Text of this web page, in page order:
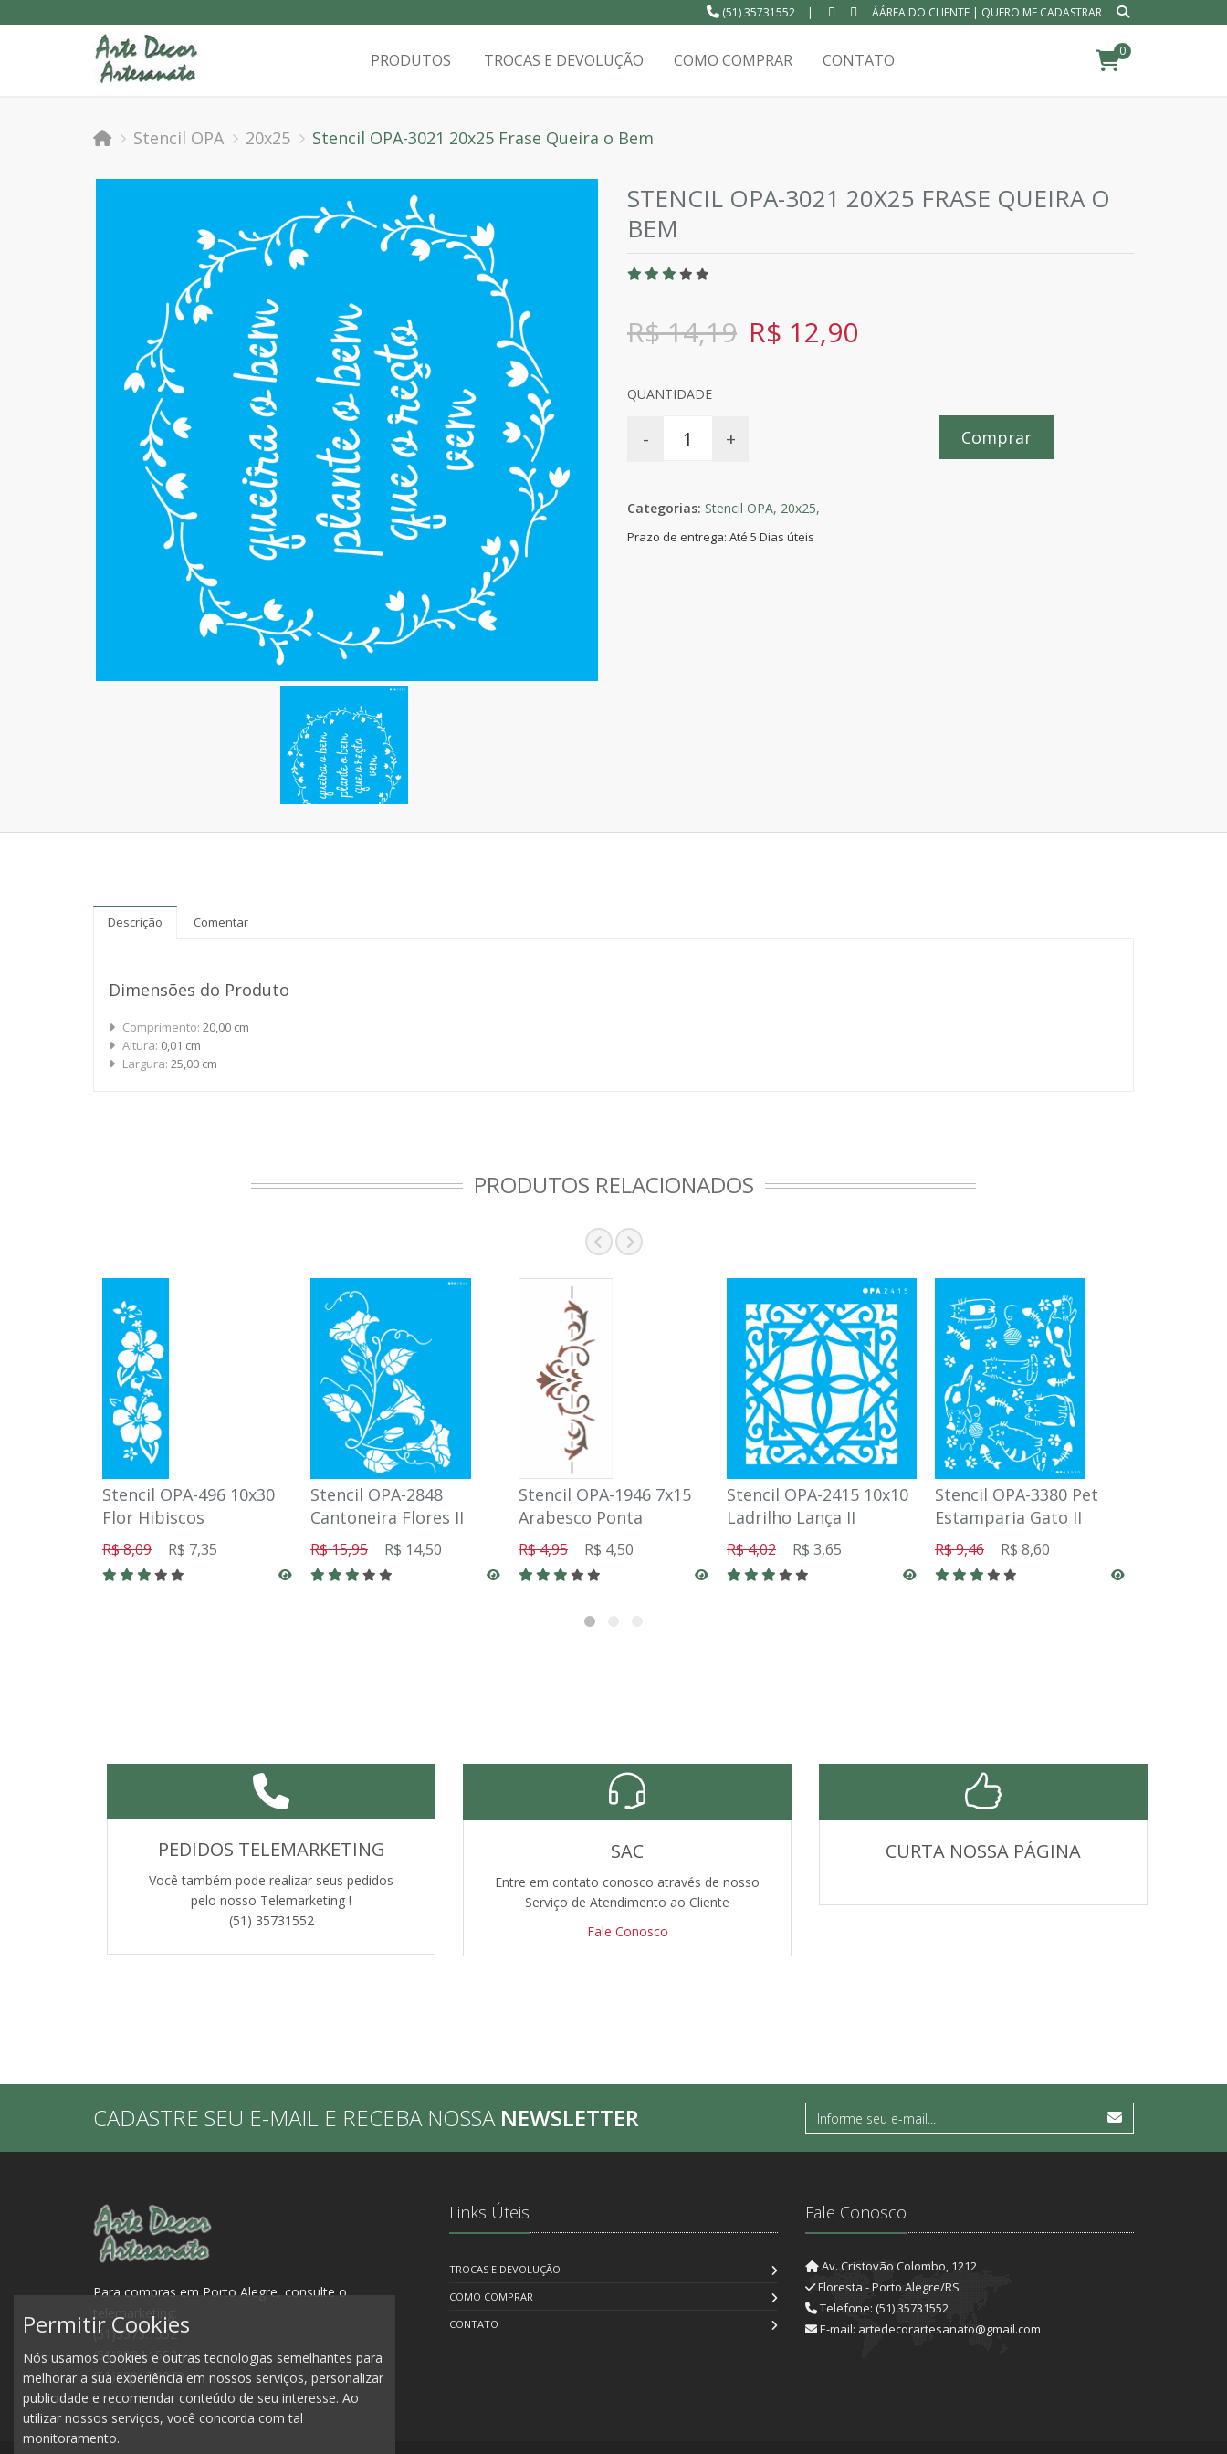
(51) 35731552 | ÁÁREA DO CLIENTE | QUERO ME CADASTRAR
0
PRODUTOS TROCAS E DEVOLUÇÃO COMO COMPRAR CONTATO
Stencil OPA 20x25 Stencil OPA-3021 20x25 Frase Queira o Bem
STENCIL OPA-3021 20X25 FRASE QUEIRA O
BEM
R$ 14,19 R$ 12,90
QUANTIDADE
- + Comprar
Categorias: Stencil OPA, 20x25,
Prazo de entrega: Até 5 Dias úteis
Descrição Comentar
Dimensões do Produto
Comprimento: 20,00 cm
Altura: 0,01 cm
Largura: 25,00 cm
PRODUTOS RELACIONADOS
Stencil OPA-496 10x30
Flor Hibiscos
R$ 8,09 R$ 7,35
Stencil OPA-2848
Cantoneira Flores II
R$ 15,95 R$ 14,50
Stencil OPA-1946 7x15
Arabesco Ponta
R$ 4,95 R$ 4,50
Stencil OPA-2415 10x10
Ladrilho Lança II
R$ 4,02 R$ 3,65
Stencil OPA-3380 Pet
Estamparia Gato II
R$ 9,46 R$ 8,60
PEDIDOS TELEMARKETING
Você também pode realizar seus pedidos
pelo nosso Telemarketing !
(51) 35731552
SAC
Entre em contato conosco através de nosso
Serviço de Atendimento ao Cliente
Fale Conosco
CURTA NOSSA PÁGINA
CADASTRE SEU E-MAIL E RECEBA NOSSA NEWSLETTER
Para compras em Porto Alegre, consulte o
telemarketing:
(51)3573.1552
(51)3084.1552
(51)99917.0979
Links Úteis
TROCAS E DEVOLUÇÃO
COMO COMPRAR
CONTATO
Fale Conosco
Av. Cristovão Colombo, 1212
Floresta - Porto Alegre/RS
Telefone: (51) 35731552
E-mail: artedecorartesanato@gmail.com
Permitir Cookies
Nós usamos cookies e outras tecnologias semelhantes para
melhorar a sua experiência em nossos serviços, personalizar
publicidade e recomendar conteúdo de seu interesse. Ao
utilizar nossos serviços, você concorda com tal
monitoramento.